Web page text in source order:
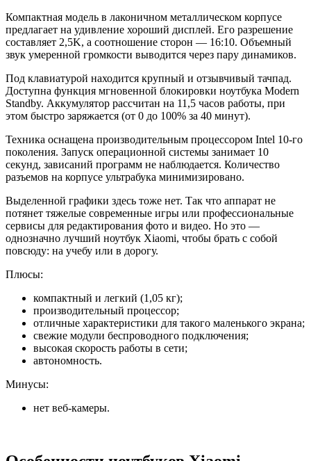
Компактная модель в лаконичном металлическом корпусе
предлагает на удивление хороший дисплей. Его разрешение
составляет 2,5K, а соотношение сторон — 16:10. Объемный
звук умеренной громкости выводится через пару динамиков.
Под клавиатурой находится крупный и отзывчивый тачпад.
Доступна функция мгновенной блокировки ноутбука Modern
Standby. Аккумулятор рассчитан на 11,5 часов работы, при
этом быстро заряжается (от 0 до 100% за 40 минут).
Техника оснащена производительным процессором Intel 10-го
поколения. Запуск операционной системы занимает 10
секунд, зависаний программ не наблюдается. Количество
разъемов на корпусе ультрабука минимизировано.
Выделенной графики здесь тоже нет. Так что аппарат не
потянет тяжелые современные игры или профессиональные
сервисы для редактирования фото и видео. Но это —
однозначно лучший ноутбук Xiaomi, чтобы брать с собой
повсюду: на учебу или в дорогу.
Плюсы:
компактный и легкий (1,05 кг);
производительный процессор;
отличные характеристики для такого маленького экрана;
свежие модули беспроводного подключения;
высокая скорость работы в сети;
автономность.
Минусы:
нет веб-камеры.